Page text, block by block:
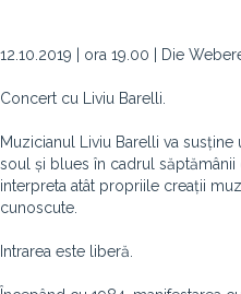
12.10.2019 | ora 19.00 | Die
Concert cu Liviu Barelli.
Muzicianul Liviu Barelli va
soul și blues în cadrul săptămânii
interpreta atât propriile creații
cunoscute.
Intrarea este liberă.